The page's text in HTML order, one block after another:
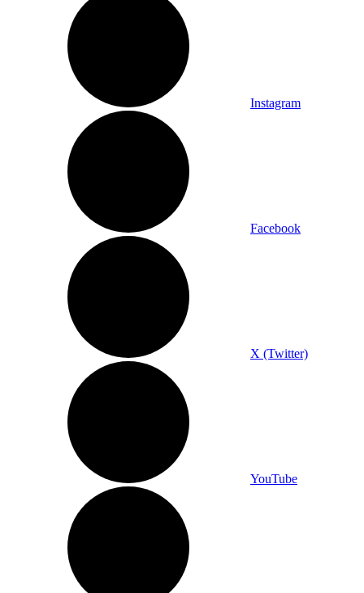
Instagram
Facebook
X (Twitter)
YouTube